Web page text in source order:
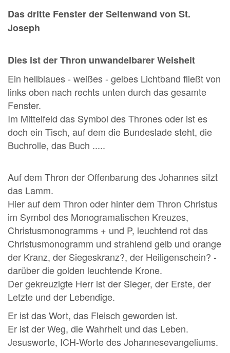
Das dritte Fenster der Seitenwand von St.
Joseph
Dies ist der Thron unwandelbarer Weisheit
Ein hellblaues - weißes - gelbes Lichtband fließt von
links oben nach rechts unten durch das gesamte
Fenster.
Im Mittelfeld das Symbol des Thrones oder ist es
doch ein Tisch, auf dem die Bundeslade steht, die
Buchrolle, das Buch .....
Auf dem Thron der Offenbarung des Johannes sitzt
das Lamm.
Hier auf dem Thron oder hinter dem Thron Christus
im Symbol des Monogramatischen Kreuzes,
Christusmonogramms + und P, leuchtend rot das
Christusmonogramm und strahlend gelb und orange
der Kranz, der Siegeskranz?, der Heiligenschein? -
darüber die golden leuchtende Krone.
Der gekreuzigte Herr ist der Sieger, der Erste, der
Letzte und der Lebendige.
Er ist das Wort, das Fleisch geworden ist.
Er ist der Weg, die Wahrheit und das Leben.
Jesusworte, ICH-Worte des Johannesevangeliums.